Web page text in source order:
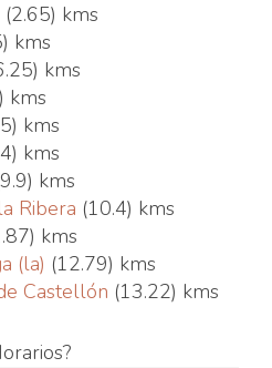
(2.65) kms
kms
kms
kms
kms
kms
kms
Ribera (10.4) kms
kms
(la) (12.79) kms
Castellón (13.22) kms